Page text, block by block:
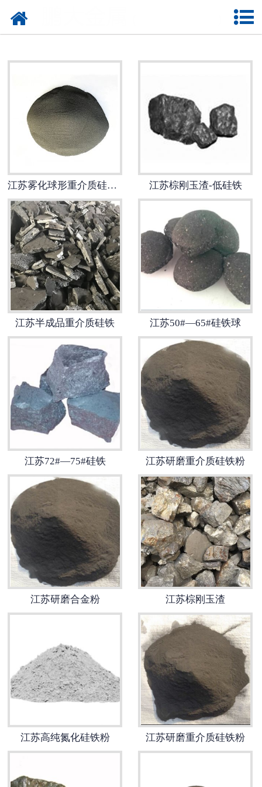
江苏雾化球形硅铁粉
江苏重介质硅铁
江苏氮化硅铁
江苏氮化锰铁
江苏低硅铁
江苏包芯线
江苏相关产品推荐
江苏雾化球形重介质硅铁粉 江苏棕刚玉渣-低硅铁
江苏半成品重介质硅铁 江苏50#—65#硅铁球
江苏72#—75#硅铁 江苏研磨重介质硅铁粉
江苏研磨合金粉 江苏棕刚玉渣
江苏高纯氮化硅铁粉 江苏研磨重介质硅铁粉